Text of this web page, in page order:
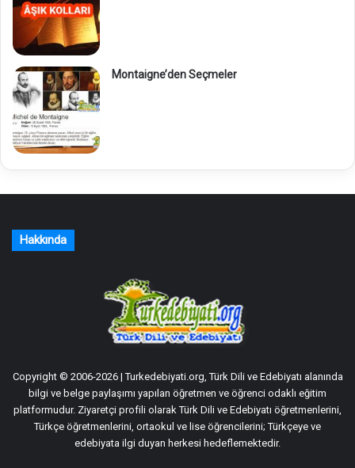
Montaigne’den Seçmeler
Hakkında
Copyright © 2006-2026 | Turkedebiyati.org, Türk Dili ve Edebiyatı alanında
bilgi ve belge paylaşımı yapılan öğretmen ve öğrenci odaklı eğitim
platformudur. Ziyaretçi profili olarak Türk Dili ve Edebiyatı öğretmenlerini,
Türkçe öğretmenlerini, ortaokul ve lise öğrencilerini; Türkçeye ve
edebiyata ilgi duyan herkesi hedeflemektedir.